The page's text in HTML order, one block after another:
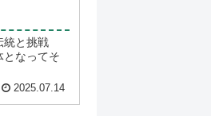
2025.07.14